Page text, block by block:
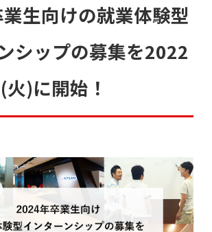
生向けの就業体験型
シップの募集を2022
)に開始！